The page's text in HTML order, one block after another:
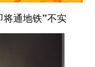
通地铁”不实